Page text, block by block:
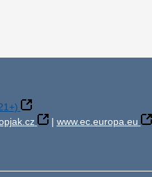
| www.ec.europa.eu